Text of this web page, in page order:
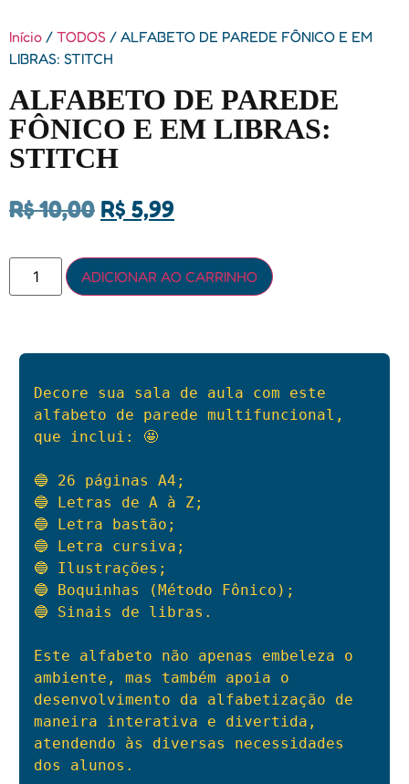
Início / TODOS / ALFABETO DE PAREDE FÔNICO E EM
LIBRAS: STITCH
ALFABETO DE PAREDE
FÔNICO E EM LIBRAS:
STITCH
R$10,00 R$ 5,99
ADICIONAR AO CARRINHO
Decore sua sala de aula com este
alfabeto de parede multifuncional,
que inclui: 🤩
🔵 26 páginas A4;
🔵 Letras de A à Z;
🔵 Letra bastão;
🔵 Letra cursiva;
🔵 Ilustrações;
🔵 Boquinhas (Método Fônico);
🔵 Sinais de libras.
Este alfabeto não apenas embeleza o
ambiente, mas também apoia o
desenvolvimento da alfabetização de
maneira interativa e divertida,
atendendo às diversas necessidades
dos alunos.